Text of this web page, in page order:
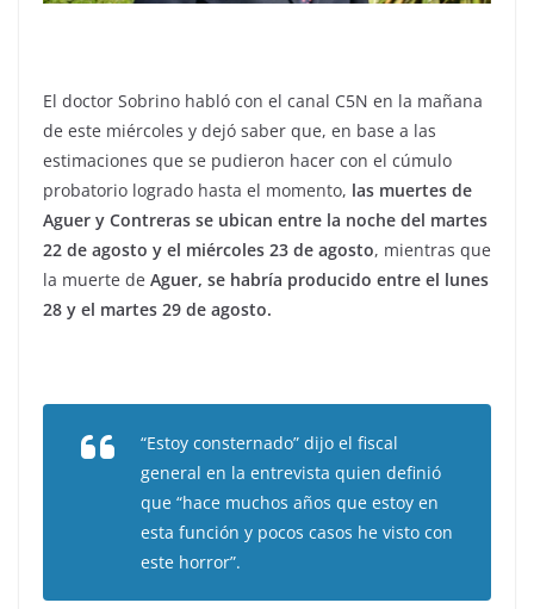
El doctor Sobrino habló con el canal C5N en la mañana
de este miércoles y dejó saber que, en base a las
estimaciones que se pudieron hacer con el cúmulo
probatorio logrado hasta el momento, las muertes de
Aguer y Contreras se ubican entre la noche del martes
22 de agosto y el miércoles 23 de agosto, mientras que
la muerte de Aguer, se habría producido entre el lunes
28 y el martes 29 de agosto.
“Estoy consternado” dijo el fiscal
general en la entrevista quien definió
que “hace muchos años que estoy en
esta función y pocos casos he visto con
este horror”.